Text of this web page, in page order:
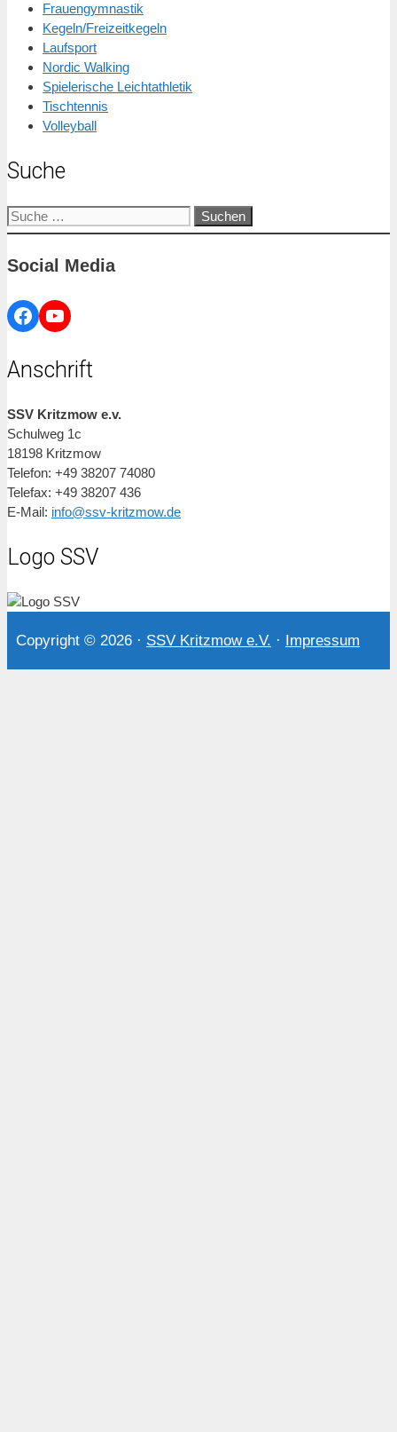
Frauengymnastik
Kegeln/Freizeitkegeln
Laufsport
Nordic Walking
Spielerische Leichtathletik
Tischtennis
Volleyball
Suche
Suche
nach:
Social Media
Facebook
YouTube
Anschrift
SSV Kritzmow e.v.
Schulweg 1c
18198 Kritzmow
Telefon: +49 38207 74080
Telefax: +49 38207 436
E-Mail: info@ssv-kritzmow.de
Logo SSV
Copyright © 2026 · SSV Kritzmow e.V. · Impressum